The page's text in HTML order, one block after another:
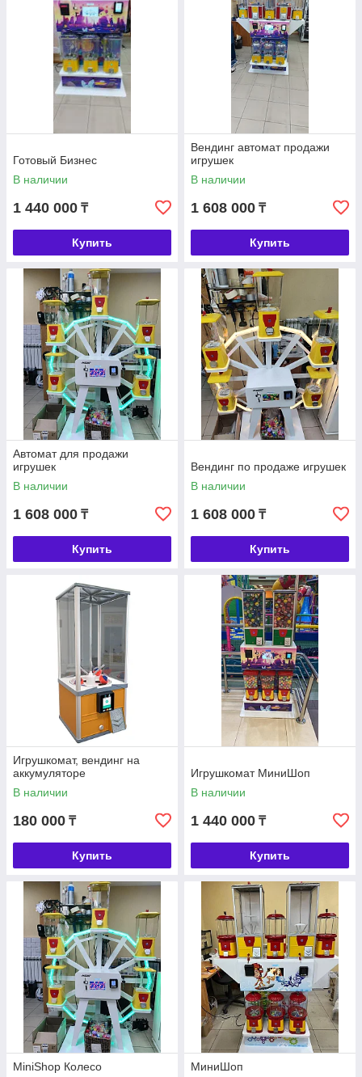
Готовый Бизнес
В наличии
1 440 000 ₸
Купить
Вендинг автомат продажи
игрушек
В наличии
1 608 000 ₸
Купить
Автомат для продажи
игрушек
В наличии
1 608 000 ₸
Купить
Вендинг по продаже игрушек
В наличии
1 608 000 ₸
Купить
Игрушкомат, вендинг на
аккумуляторе
В наличии
180 000 ₸
Купить
Игрушкомат МиниШоп
В наличии
1 440 000 ₸
Купить
MiniShop Колесо
МиниШоп